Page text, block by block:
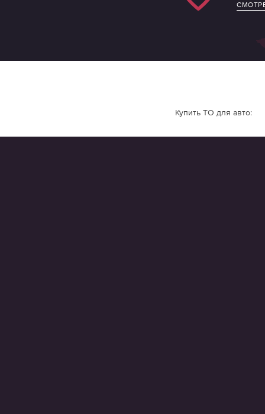
Купить ТО для авто: